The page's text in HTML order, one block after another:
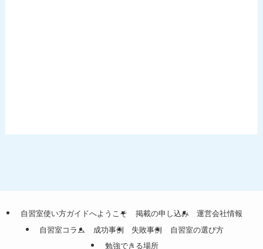
自習室使い方ガイドへようこそ 掲載の申し込み
運営会社情報
自習室コラム
成功事例 失敗事例
自習室の選び方
勉強できる場所